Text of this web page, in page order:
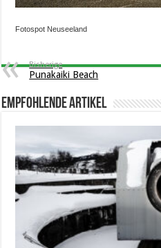
Fotospot Neuseeland
Bisherige
Punakaiki Beach
Empfohlende Artikel